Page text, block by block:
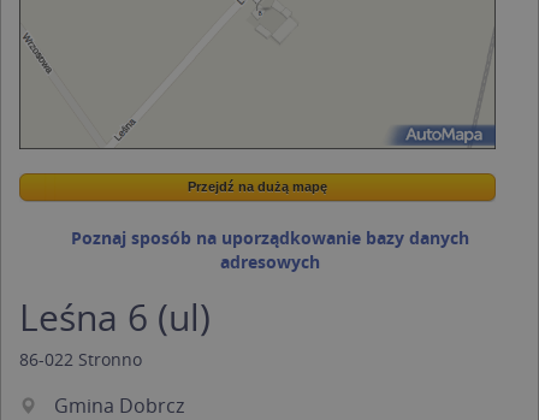
Wstaw tę mapkę na swoją stronę
Przejdź na dużą mapę
Przejdź na dużą mapę
Poznaj sposób na uporządkowanie bazy danych
adresowych
Leśna 6 (ul)
86-022 Stronno
Gmina Dobrcz